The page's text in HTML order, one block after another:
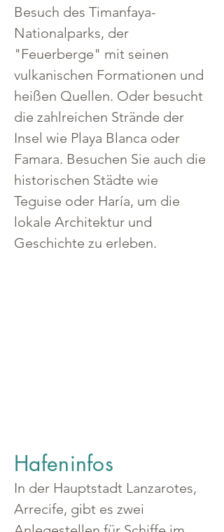
Besuch des Timanfaya-
Nationalparks, der
"Feuerberge" mit seinen
vulkanischen Formationen und
heißen Quellen. Oder besucht
die zahlreichen Strände der
Insel wie Playa Blanca oder
Famara. Besuchen Sie auch die
historischen Städte wie
Teguise oder Haría, um die
lokale Architektur und
Geschichte zu erleben.
Hafeninfos
In der Hauptstadt Lanzarotes,
Arrecife, gibt es zwei